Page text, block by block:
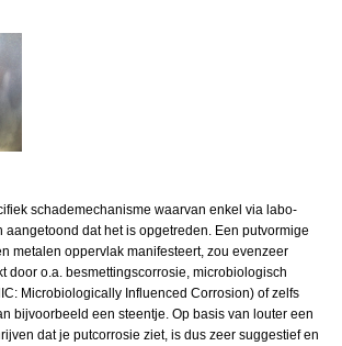
schademechanisme waarvan enkel via labo-
aangetoond dat het is opgetreden. Een putvormige
metalen oppervlak manifesteert, zou evenzeer
door o.a. besmettingscorrosie, microbiologisch
Microbiologically Influenced Corrosion) of zelfs
bijvoorbeeld een steentje. Op basis van louter een
dat je putcorrosie ziet, is dus zeer suggestief en